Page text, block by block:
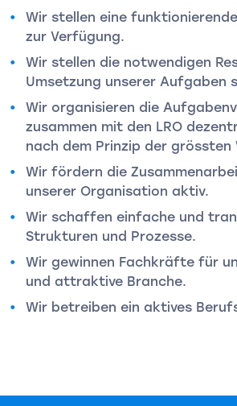
Wir stellen eine
zur Verfügung.
Wir stellen die notwendigen
Umsetzung unserer Aufgaben
Wir organisieren die
zusammen mit den LRO
nach dem Prinzip der grössten
Wir fördern die
unserer Organisation aktiv.
Wir schaffen einfache und
Strukturen und Prozesse.
Wir gewinnen Fachkräfte für
und attraktive Branche.
Wir betreiben ein aktives